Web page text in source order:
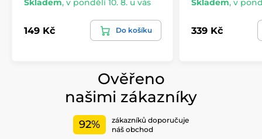
Skladem, v pondělí 10. 8. u vás
149 Kč Do košíku
Skladem, v
339 Kč
Ověřeno
našimi zákazníky
92%
zákazníků doporučuje
náš obchod